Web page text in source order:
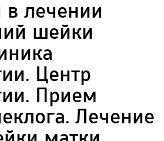
в лечении
шейки
Центр
Прием
Лечение